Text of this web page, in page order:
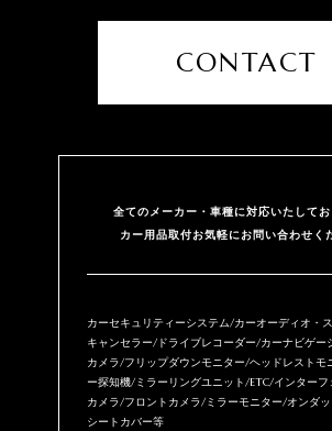
CONTACT
全てのメーカー・⾞種に対応いたしてお
カー用品取付お気軽にお問い合わせく
カーセキュリティーシステム/カーオーディオ・
キャンセラー/ドライブレコーダー/カーナビゲー
カメラ/フリップダウンモニター/ヘッドレストモ
ー探知機/ミラーリングユニット/ETC/インター
カメラ/フロントカメラ/ミラーモニター/オンダ
シートカバー等